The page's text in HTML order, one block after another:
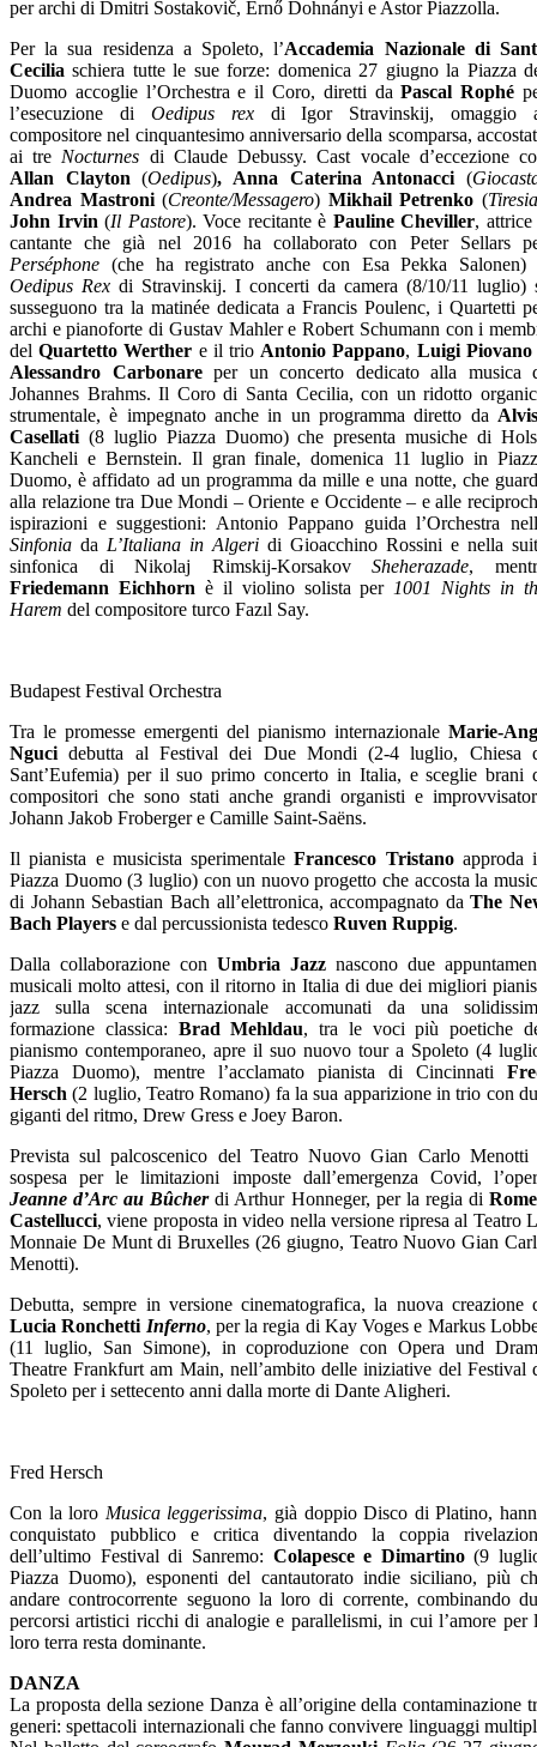
per archi di Dmitri Šostakovič, Ernő Dohnányi e Astor Piazzolla.
Per la sua residenza a Spoleto, l’Accademia Nazionale di
Ceciliaschiera tutte le sue forze: domenica 27 giugno la Piazza
Duomo accoglie l’Orchestra e il Coro, diretti daPascal Rophé
l’esecuzione di Oedipus rexdi Igor Stravinskij, omaggio
compositore nel cinquantesimo anniversario della scomparsa,
ai tre Nocturnes di Claude Debussy. Cast vocale d’eccezione
Allan Clayton(Oedipus), Anna Caterina Antonacci(
Andrea Mastroni (Creonte/Messagero) Mikhail Petrenko (Tiresia
John Irvin (Il Pastore). Voce recitante è Pauline Cheviller, attrice
cantante che già nel 2016 ha collaborato con Peter Sellars
Perséphone (che ha registrato anche con Esa Pekka Salonen)
Oedipus Rex di Stravinskij. I concerti da camera (8/10/11 luglio)
susseguono tra la matinée dedicata a Francis Poulenc, i Quartetti
archi e pianoforte di Gustav Mahler e Robert Schumann con i
delQuartetto Werther e il trio Antonio Pappano, Luigi Piovano
Alessandro Carbonareper un concerto dedicato alla musica
Johannes Brahms. Il Coro di Santa Cecilia, con un ridotto
strumentale, è impegnato anche in un programma diretto da
Casellati (8 luglio Piazza Duomo) che presenta musiche di
Kancheli e Bernstein. Il gran finale, domenica 11 luglio in
Duomo, è affidato ad un programma da mille e una notte, che
alla relazione tra Due Mondi – Oriente e Occidente – e alle
ispirazioni e suggestioni: Antonio Pappano guida l’Orchestra
Sinfonia da L’Italiana in Algeri di Gioacchino Rossini e nella
sinfonica di Nikolaj Rimskij-KorsakovSheherazade,
Friedemann Eichhorn è il violino solista per 1001
Nights in
Harem del compositore turco Fazıl Say.
Budapest Festival Orchestra
Tra le promesse emergenti del pianismo internazionale Marie-
Nguci debutta al Festival dei Due Mondi (2-4 luglio, Chiesa
Sant’Eufemia) per il suo primo concerto in Italia, e sceglie brani
compositori che sono stati anche grandi organisti e
Johann Jakob Froberger e Camille Saint-Saëns.
Il pianista e musicista sperimentaleFrancesco Tristanoapproda
Piazza Duomo (3 luglio) con un nuovo progetto che accosta la
di Johann Sebastian Bach all’elettronica, accompagnato daThe
Bach Players e dal percussionista tedesco Ruven Ruppig.
Dalla collaborazione con Umbria Jazz nascono due
musicali molto attesi, con il ritorno in Italia di due dei migliori
jazz sulla scena intern­azionale accomunati da una
formazione classica: Brad Mehldau, tra le voci più poetiche
pianismo contemporaneo, apre il suo nuovo tour a Spoleto (4
Piazza Duomo), mentre l’acclamato pianista di Cincinnati
Hersch (2 luglio, Teatro Romano) fa la sua apparizione in trio con
giganti del ritmo, Drew Gress e Joey Baron.
Prevista sul palcoscenico del Teatro Nuovo Gian Carlo Menotti
sospesa per le limitazioni imposte dall’emergenza Covid,
Jeanne d’Arc au Bûcherdi Arthur Honneger, per la regia di
Castellucci, viene proposta in video nella versione ripresa al Teatro
Monnaie De Munt di Bruxelles (26 giugno, Teatro Nuovo Gian
Menotti).
Debutta, sempre in versione cinematografica, la nuova creazione
Lucia Ronchetti Inferno, per la regia di Kay Voges e Markus
(11 luglio, San Simone), in coproduzione con Opera und
Theatre Frankfurt am Main, nell’ambito delle iniziative del Festival
Spoleto per i settecento anni dalla morte di Dante Aligheri.
Fred Hersch
Con la loro Musica leggerissima, già doppio Disco di Platino,
conquistato pubblico e critica diventando la coppia
dell’ultimo Festival di Sanremo: Colapesce e Dimartino(9
Piazza Duomo), esponenti del cantautorato indie siciliano, più
andare controcorrente seguono la loro di corrente, combinando
percorsi artistici ricchi di analogie e parallelismi, in cui l’amore per
loro terra resta dominante.
DANZA
La proposta della sezione Danza è all’origine della contaminazione
generi: spettacoli internazionali che fanno convivere linguaggi